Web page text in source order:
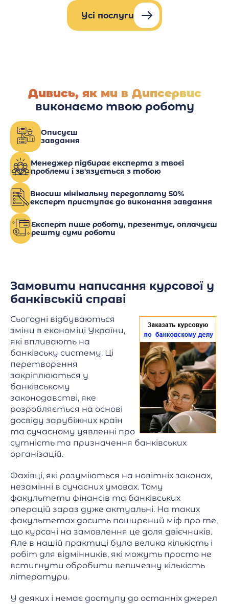
Усі послуги
Дивись, як ми в Дипсервис
виконаємо твою роботу
Описуєш
завдання
Менеджер підбирає експерта з твоєї
проблеми і зв'язується з тобою
Вносиш мінімальну передоплату 50%
експерт приступає до виконання завдання
Експерт пише роботу, презентує, оплачуєш
решту суми роботи
Замовити написання курсової у
банківській справі
Сьогодні відбуваються
зміни в економіці України,
які впливають на
банківську систему. Ці
перетворення
закріплюються у
банківському
законодавстві, яке
розробляється на основі
досвіду зарубіжних країн
та сучасному уявленні про
сутність та призначення банківських
організацій.
Фахівці, які розуміються на новітніх законах,
незамінні в сучасних умовах. Тому
факультети фінансів та банківських
операцій зараз дуже актуальні. На таких
факультетах досить поширений міф про те,
що курсачі на замовлення це доля двієчників.
Але в нашій практиці була велика кількість і
робіт для відмінників, які можуть просто не
встигнути обробити величезну кількість
літератури.
У деяких і немає доступу до останніх джерел